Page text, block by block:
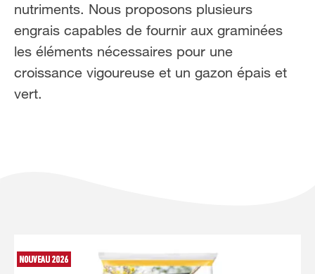
Service
Qui sommes-nous?
NL
nutriments. Nous proposons plusieurs
engrais capables de fournir aux graminées
les éléments nécessaires pour une
croissance vigoureuse et un gazon épais et
vert.